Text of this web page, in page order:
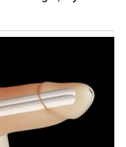
miljenicima do kraja
koja vam vraća vjeru da